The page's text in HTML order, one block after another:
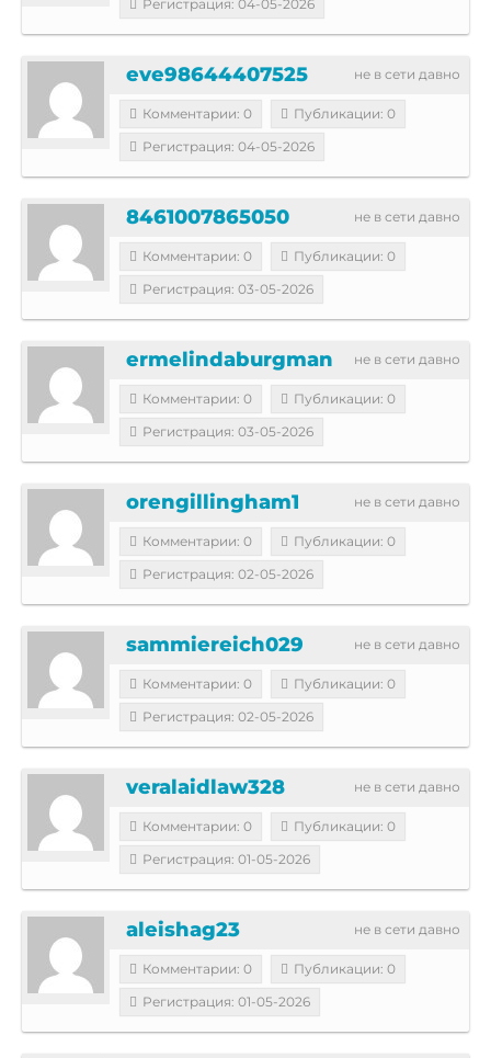
Регистрация: 04-05-2026
не в сети давно
eve98644407525
Комментарии: 0
Публикации: 0
Регистрация: 04-05-2026
не в сети давно
8461007865050
Комментарии: 0
Публикации: 0
Регистрация: 03-05-2026
не в сети давно
ermelindaburgman
Комментарии: 0
Публикации: 0
Регистрация: 03-05-2026
не в сети давно
orengillingham1
Комментарии: 0
Публикации: 0
Регистрация: 02-05-2026
не в сети давно
sammiereich029
Комментарии: 0
Публикации: 0
Регистрация: 02-05-2026
не в сети давно
veralaidlaw328
Комментарии: 0
Публикации: 0
Регистрация: 01-05-2026
не в сети давно
aleishag23
Комментарии: 0
Публикации: 0
Регистрация: 01-05-2026